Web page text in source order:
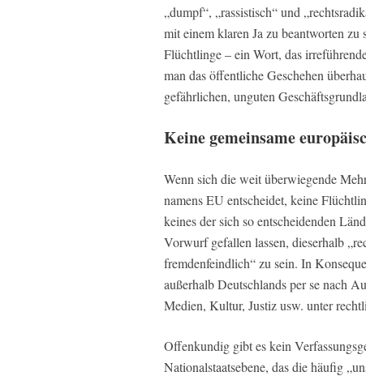
„dumpf“, „rassistisch“ und
mit einem klaren Ja zu beantworten
Flüchtlinge – ein Wort, das
man das öffentliche Geschehen
gefährlichen, unguten
Keine gemeinsame
Wenn sich die weit überwiegende
namens EU entscheidet, keine
keines der sich so entscheidenden
Vorwurf gefallen lassen, dieserhalb
fremdenfeindlich“ zu sein. In
außerhalb Deutschlands per se nach
Medien, Kultur, Justiz usw. unter
Offenkundig gibt es kein
Nationalstaatsebene, das die häufig